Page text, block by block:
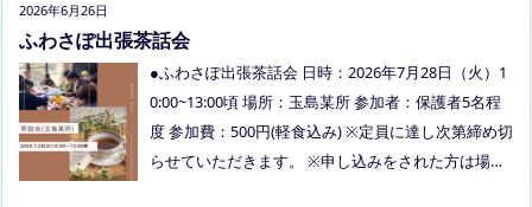
多く、お母さまの困ってる、だけではなく、ご家族
今回、ご参加できなかった方も、フリースクールっ
2026年6月26日
ふわさぽ出張茶話会
●ふわさぽ出張茶話会 日時：2026年7月28日（火）1
0:00~13:00頃 場所：玉島某所 参加者：保護者5名程
度 参加費：500円(軽食込み) ※定員に達し次第締め切
らせていただきます。 ※申し込みをされた方は場所